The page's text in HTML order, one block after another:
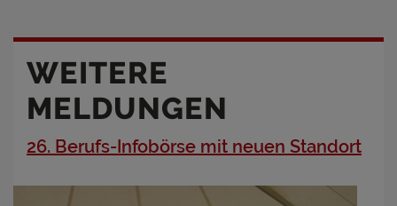
WEITERE
MELDUNGEN
26. Berufs-Infobörse mit neuen Standort